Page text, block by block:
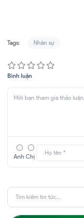
Tags: Nhân sự
Bình luận
Anh Chị